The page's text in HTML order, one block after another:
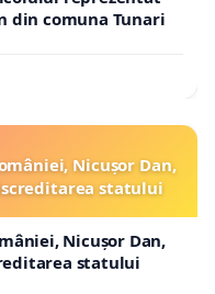
din comuna Tunari
Nicușor Dan,
statului
Nicușor Dan,
statului